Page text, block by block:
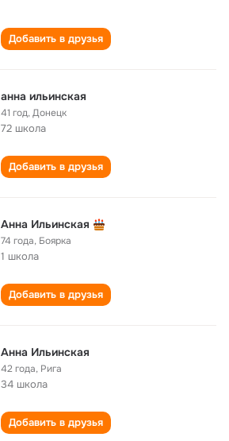
Добавить в друзья
анна ильинская
41 год,Донецк
72 школа
Добавить в друзья
Анна Ильинская
74 года, Боярка
1 школа
Добавить в друзья
Анна Ильинская
42 года, Рига
34 школа
Добавить в друзья